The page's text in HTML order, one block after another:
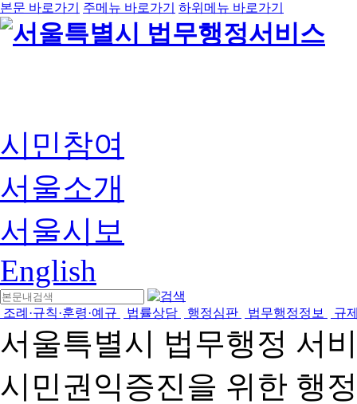
본문 바로가기 주메뉴 바로가기 하위메뉴 바로가기
시민참여
서울소개
서울시보
English
조례·규칙·훈령·예규 법률상담 행정심판 법무행정정보 규
서울특별시 법무행정 서
시민권익증진을 위한 행